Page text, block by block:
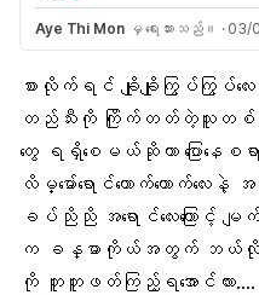
Aye Thi Monမှ ရေးသားသည်။ ·
စားလိုက်ရင် ချိုချိုကြွပ်ကြွပ်
တည်သီးကို ကြိုက်တတ်တဲ့သူတစ်ဦးဆို
တွေ ရရှိစေမယ်ဆိုတာ ပြောနေစရာ
လိမ္မော်ရောင်တောက်တောက်လေ
ခပ်ညိုညို အရောင်လေးကြောင့်
က ခန္ဓာကိုယ်အတွက် ဘယ်လိုမျ
ကို တူတူဖတ်ကြည့်ရအောင်လား….